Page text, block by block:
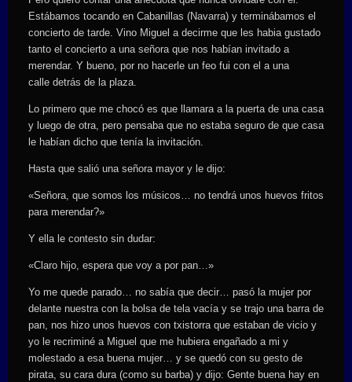
Estábamos tocando en Cabanillas (Navarra) y terminábamos el
concierto de tarde. Vino Miguel a decirme que les habia gustado
tanto el concierto a una señora que nos habían invitado a
merendar. Y bueno, por no hacerle un feo fui con el a una
calle detrás de la plaza.
Lo primero que me chocó es que llamara a la puerta de una casa
y luego de otra, pero pensaba que no estaba seguro de que casa
le habían dicho que tenía la invitación.
Hasta que salió una señora mayor y le dijo:
«Señora, que somos los músicos… no tendrá unos huevos fritos
para merendar?»
Y ella le contesto sin dudar:
«Claro hijo, espera que voy a por pan…»
Yo me quede parado… no sabía que decir… pasó la mujer por
delante nuestra con la bolsa de tela vacía y se trajo una barra de
pan, nos hizo unos huevos con txistorra que estaban de vicio y
yo le recriminé a Miguel que me hubiera engañado a mi y
molestado a esa buena mujer… y se quedó con su gesto de
pirata, su cara dura (como su barba) y dijo: Gente buena hay en